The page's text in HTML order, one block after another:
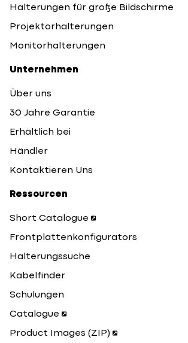
Halterungen für große Bildschirme
Projektorhalterungen
Monitorhalterungen
Unternehmen
Über uns
30 Jahre Garantie
Erhältlich bei
Händler
Kontaktieren Uns
Ressourcen
Short Catalogue
Frontplattenkonfigurators
Halterungssuche
Kabelfinder
Schulungen
Catalogue
Product Images (ZIP)